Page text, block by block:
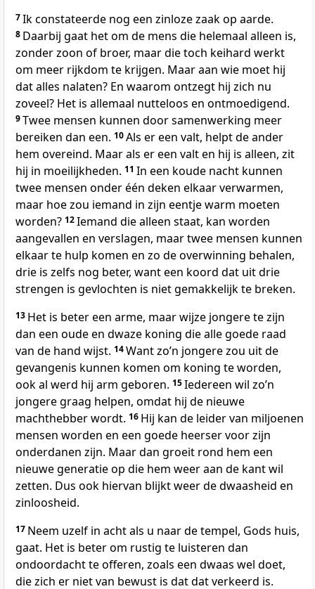
7Ik constateerde nog een zinloze zaak op aarde.
8 Daarbij gaat het om de mens die helemaal alleen is,
zonder zoon of broer, maar die toch keihard werkt
om meer rijkdom te krijgen. Maar aan wie moet hij
dat alles nalaten? En waarom ontzegt hij zich nu
zoveel? Het is allemaal nutteloos en ontmoedigend.
9Twee mensen kunnen door samenwerking meer
bereiken dan een. 10Als er een valt, helpt de ander
hem overeind. Maar als er een valt en hij is alleen, zit
hij in moeilijkheden. 11 In een koude nacht kunnen
twee mensen onder één deken elkaar verwarmen,
maar hoe zou iemand in zijn eentje warm moeten
worden? 12Iemand die alleen staat, kan worden
aangevallen en verslagen, maar twee mensen kunnen
elkaar te hulp komen en zo de overwinning behalen,
drie is zelfs nog beter, want een koord dat uit drie
strengen is gevlochten is niet gemakkelijk te breken.
13 Het is beter een arme, maar wijze jongere te zijn
dan een oude en dwaze koning die alle goede raad
van de hand wijst. 14Want zoʼn jongere zou uit de
gevangenis kunnen komen om koning te worden,
ook al werd hij arm geboren. 15Iedereen wil zoʼn
jongere graag helpen, omdat hij de nieuwe
machthebber wordt. 16 Hij kan de leider van miljoenen
mensen worden en een goede heerser voor zijn
onderdanen zijn. Maar dan groeit rond hem een
nieuwe generatie op die hem weer aan de kant wil
zetten. Dus ook hiervan blijkt weer de dwaasheid en
zinloosheid.
17 Neem uzelf in acht als u naar de tempel, Gods huis,
gaat. Het is beter om rustig te luisteren dan
ondoordacht te offeren, zoals een dwaas wel doet,
die zich er niet van bewust is dat dat verkeerd is.